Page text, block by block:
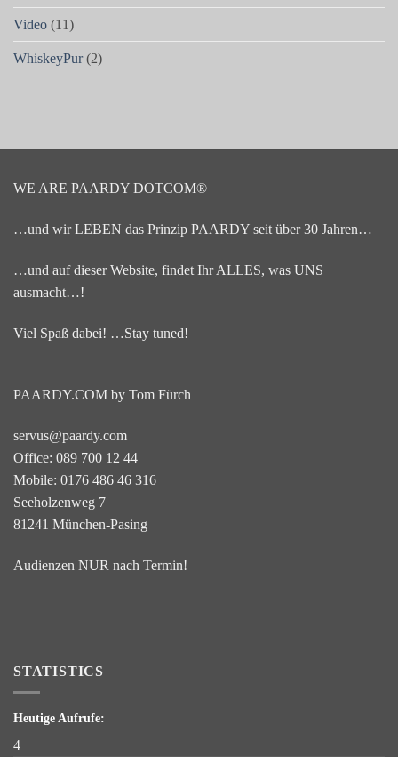
Video (11)
WhiskeyPur(2)
WE ARE PAARDY DOTCOM®
…und wir LEBEN das Prinzip PAARDY seit über 30 Jahren…
…und auf dieser Website, findet Ihr ALLES, was UNS
ausmacht…!
Viel Spaß dabei! …Stay tuned!
PAARDY.COM by Tom Fürch
servus@paardy.com
Office: 089 700 12 44
Mobile: 0176 486 46 316
Seeholzenweg 7
81241 München-Pasing
Audienzen NUR nach Termin!
STATISTICS
Heutige Aufrufe:
4